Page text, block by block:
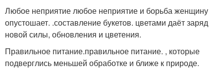
Любое неприятие любое неприятие и борьба женщину
опустошает. .составление букетов. цветами даёт заряд
новой силы, обновления и цветения.
Правильное питание.правильное питание. , которые
подверглись меньшей обработке и ближе к природе.